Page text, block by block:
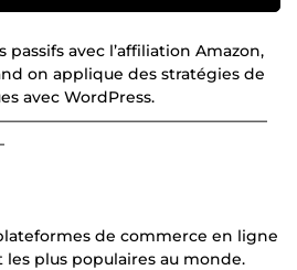
avec l’affiliation Amazon,
on applique des stratégies de
avec WordPress.
de commerce en ligne
plus populaires au monde.